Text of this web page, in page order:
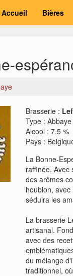
Accueil Bières
Brasserie :
Type :Abbaye
Alcool :7.5 %
Pays :
La Bonne-
raffinée. Avec
des arômes
houblon,
séduira les
La brasserie
artisanal.
avec des
du mélange
traditionnel,